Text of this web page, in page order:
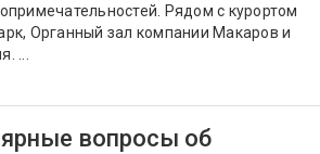
Рядом с курортом
Органный зал компании Макаров и
...
вопросы об